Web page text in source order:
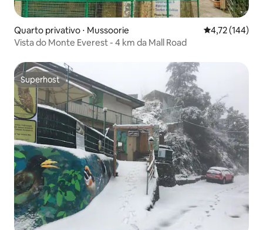
Quarto privativo ⋅ Mussoorie 4,72 de uma
4,72 (144)
Vista do Monte Everest - 4 km da Mall Road
Superhost
Superhost